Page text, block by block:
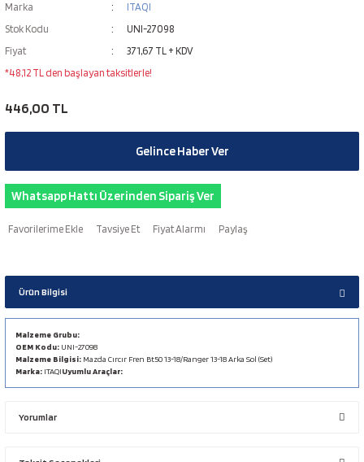
Marka
ITAQI
Stok Kodu
UNI-27098
Fiyat
371,67 TL + KDV
*48,12 TL den başlayan taksitlerle!
446,00 TL
Gelince Haber Ver
Whatsapp Hattı Üzerinden Sipariş Ver
Tavsiye Et Fiyat Alarmı Paylaş
Ürün Bilgisi
Malzeme Grubu:
OEM Kodu: UNI-27098
Malzeme Bilgisi: Mazda Cırcır Fren Bt50 13-18/Ranger 13-18 Arka Sol (Set)
Marka: ITAQIUyumlu Araçlar:
Yorumlar